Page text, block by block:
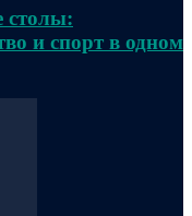
столы:
и спорт в одном